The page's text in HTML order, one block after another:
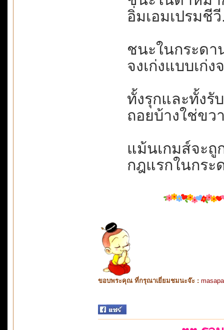
อิ่มเอมเปรมชี
ชนะในกระด
จงเก่งแบบเก่
ทั้งรุกและทั้งรั
ถอยบ้างใช่ขว
แม้นเกมส์จะถู
กฎแรกในกระ
ขอบพระคุณ ที่กรุณาเยี่ยมชมนะจ๊ะ :